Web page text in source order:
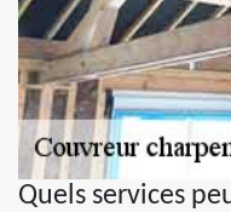
Quels services